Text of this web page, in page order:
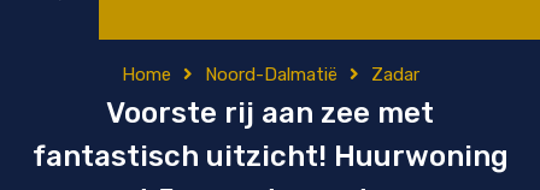
Home Noord-Dalmatië Zadar
Voorste rij aan zee met
fantastisch uitzicht! Huurwoning